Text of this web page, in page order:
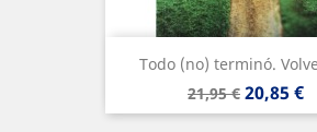
Todo (no) terminó.
Precio
base
21,95 € Precio
20,85 €